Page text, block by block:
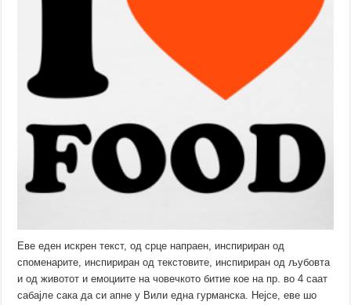
Eве еден искрен текст, од срце напраен, инспириран од
споменарите, инспириран од текстовите, инспириран од љубовта
и од животот и емоциите на човечкото битие кое на пр. во 4 саат
сабајле сака да си апне у Вили една гурманска. Нејсе, еве шо